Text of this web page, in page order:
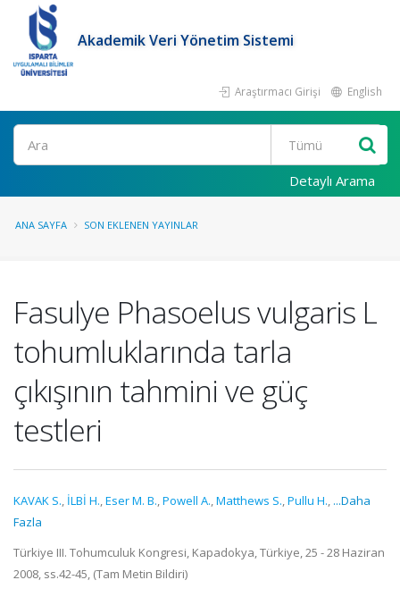
Akademik Veri Yönetim Sistemi
Araştırmacı Girişi English
Ara
Detaylı Arama
ANA SAYFA SON EKLENEN YAYINLAR
Fasulye Phasoelus vulgaris L
tohumluklarında tarla
çıkışının tahmini ve güç
testleri
KAVAK S., İLBİ H.,Eser M. B.,Powell A.,Matthews S.,Pullu H., ...Daha
Fazla
Türkiye III. Tohumculuk Kongresi, Kapadokya, Türkiye, 25 - 28 Haziran
2008, ss.42-45, (Tam Metin Bildiri)